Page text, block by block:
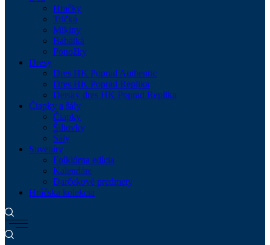
Hračky
Tričká
Mikiny
Bábätká
Ponožky
Dresy
Dres HK Poprad Authentic
Dres HK Poprad Replika
Detský dres HK Poprad Replika
Čiapky a šály
Čiapky
Šiltovky
Šály
Suveníry
Folklórna edícia
Kalendáre
Darčekové predmety
Hráčska kolekcia